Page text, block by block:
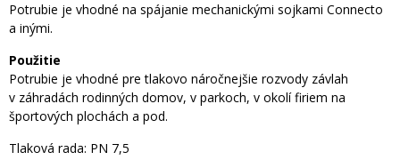
Potrubie je vhodné na spájanie mechanickými sojkami Connecto
a inými.
Použitie
Potrubie je vhodné pre tlakovo náročnejšie rozvody závlah
v záhradách rodinných domov, v parkoch, v okolí firiem na
športových plochách a pod.
Tlaková rada: PN 7,5